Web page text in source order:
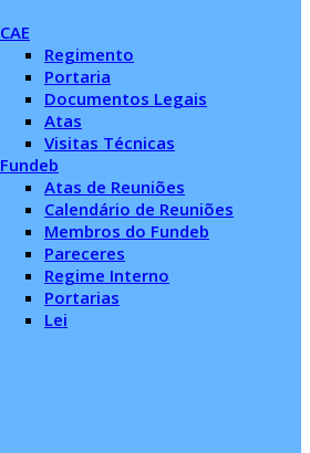
CAE
Regimento
Portaria
Documentos Legais
Atas
Visitas Técnicas
Fundeb
Atas de Reuniões
Calendário de Reuniões
Membros do Fundeb
Pareceres
Regime Interno
Portarias
Lei